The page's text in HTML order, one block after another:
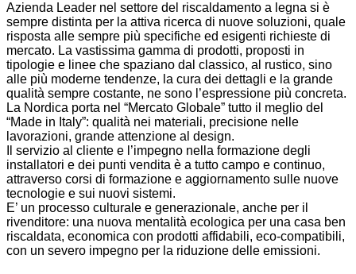
Azienda Leader nel settore del riscaldamento a legna si è
sempre distinta per la attiva ricerca di nuove soluzioni, quale
risposta alle sempre più specifiche ed esigenti richieste di
mercato. La vastissima gamma di prodotti, proposti in
tipologie e linee che spaziano dal classico, al rustico, sino
alle più moderne tendenze, la cura dei dettagli e la grande
qualità sempre costante, ne sono l’espressione più concreta.
La Nordica porta nel “Mercato Globale” tutto il meglio del
“Made in Italy”: qualità nei materiali, precisione nelle
lavorazioni, grande attenzione al design.
Il servizio al cliente e l’impegno nella formazione degli
installatori e dei punti vendita è a tutto campo e continuo,
attraverso corsi di formazione e aggiornamento sulle nuove
tecnologie e sui nuovi sistemi.
E’ un processo culturale e generazionale, anche per il
rivenditore: una nuova mentalità ecologica per una casa ben
riscaldata, economica con prodotti affidabili, eco-compatibili,
con un severo impegno per la riduzione delle emissioni.